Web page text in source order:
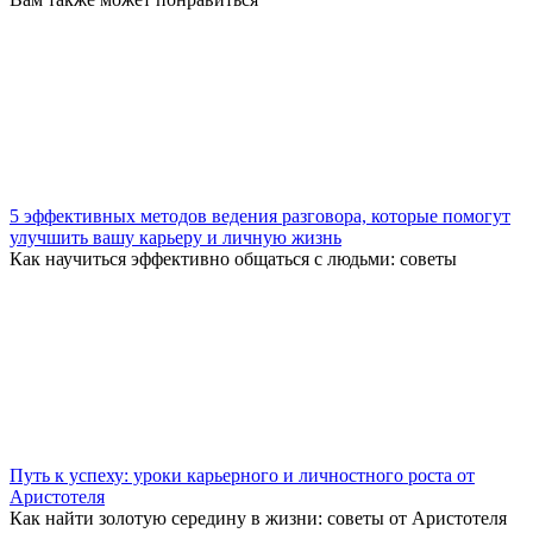
5 эффективных методов ведения разговора, которые помогут
улучшить вашу карьеру и личную жизнь
Как научиться эффективно общаться с людьми: советы
Путь к успеху: уроки карьерного и личностного роста от
Аристотеля
Как найти золотую середину в жизни: советы от Аристотеля